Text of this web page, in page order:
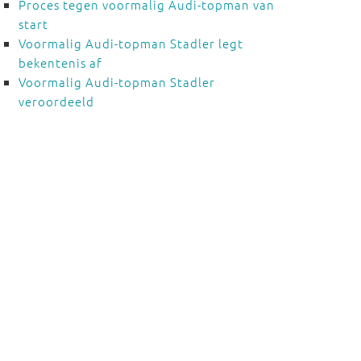
Proces tegen voormalig Audi-topman van
start
Voormalig Audi-topman Stadler legt
bekentenis af
Voormalig Audi-topman Stadler
veroordeeld